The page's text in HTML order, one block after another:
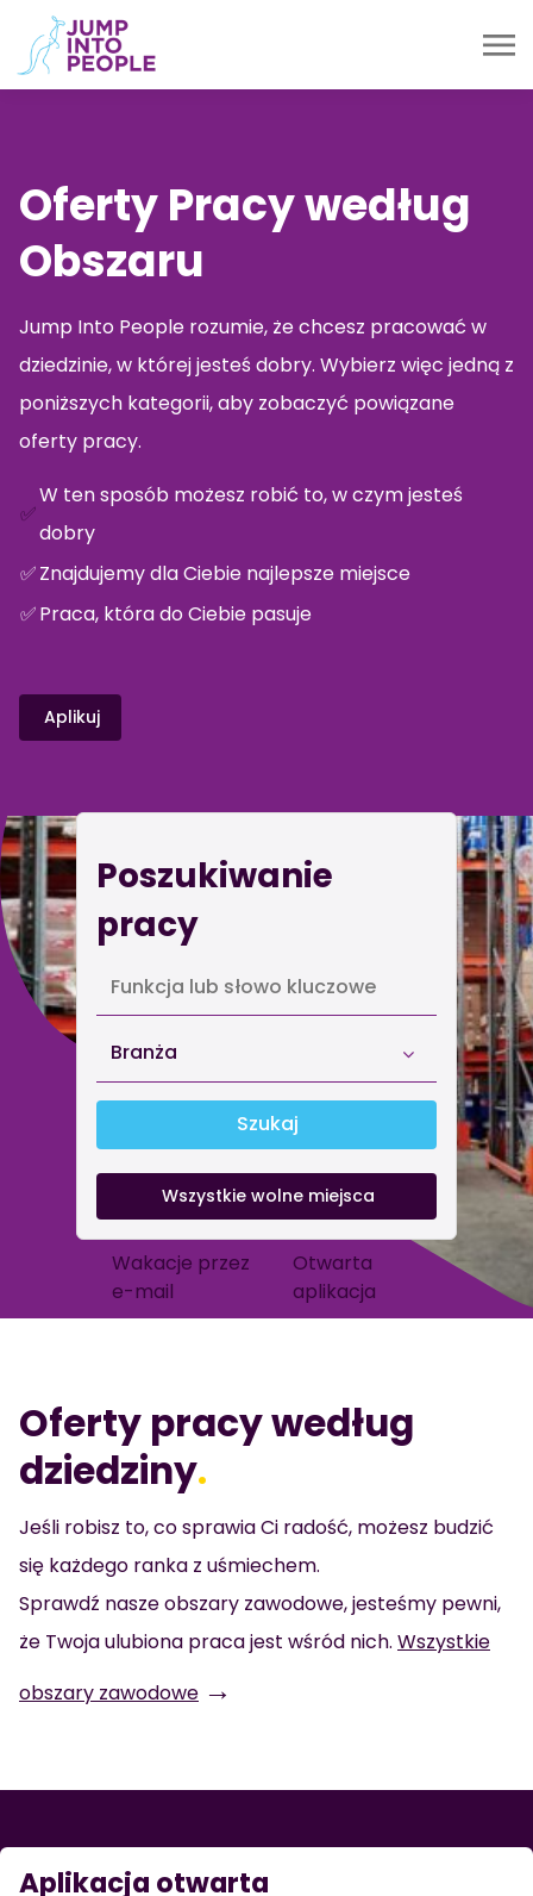
Oferty Pracy według
Obszaru
Jump Into People rozumie, że chcesz pracować w
dziedzinie, w której jesteś dobry. Wybierz więc jedną z
poniższych kategorii, aby zobaczyć powiązane
oferty pracy.
✅
W ten sposób możesz robić to, w czym jesteś
dobry
✅Znajdujemy dla Ciebie najlepsze miejsce
✅Praca, która do Ciebie pasuje
Aplikuj
Poszukiwanie
pracy
Branża
Szukaj
Wszystkie wolne miejsca
Wakacje przez
e-mail
Otwarta
aplikacja
Oferty pracy według
dziedziny.
Jeśli robisz to, co sprawia Ci radość, możesz budzić
się każdego ranka z uśmiechem.
Sprawdź nasze obszary zawodowe, jesteśmy pewni,
że Twoja ulubiona praca jest wśród nich. Wszystkie
obszary zawodowe →
Aplikacja otwarta